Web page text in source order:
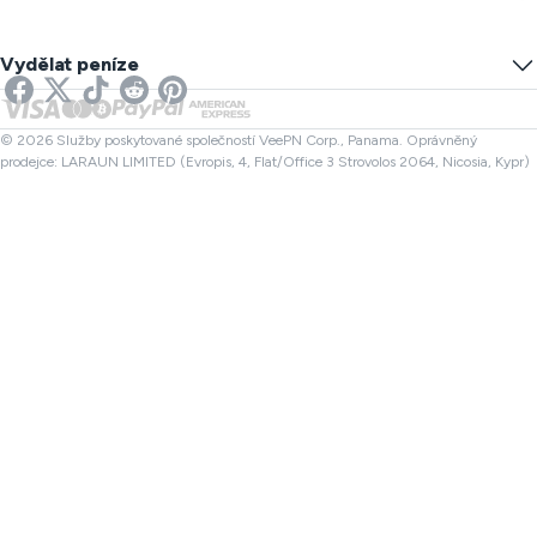
VPN pro Streamování
VPN pro Netflix
Online SMS
Kontrola odkazu
Kontrola souboru
UK VPN
Kanada VPN
Turecko VPN
Vydělat peníze
Partneři
© 2026 Služby poskytované společností VeePN Corp., Panama. Oprávněný
prodejce: LARAUN LIMITED (Evropis, 4, Flat/Office 3 Strovolos 2064, Nicosia, Kypr)